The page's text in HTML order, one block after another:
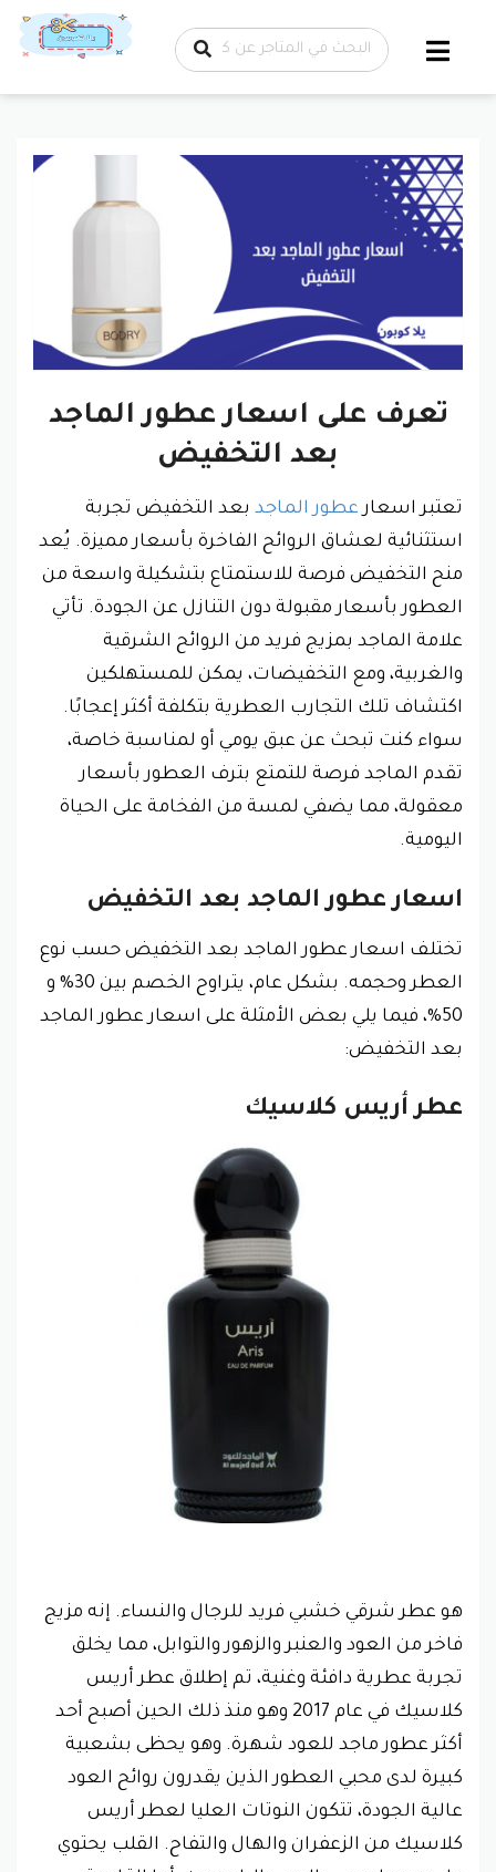
تخطي إلى
المحتوى
تعرف على اسعار عطور الماجد
بعد التخفيض
تعتبر اسعارعطور الماجد بعد التخفيض تجربة
استثنائية لعشاق الروائح الفاخرة بأسعار مميزة. يُعد
منح التخفيض فرصة للاستمتاع بتشكيلة واسعة من
العطور بأسعار مقبولة دون التنازل عن الجودة. تأتي
علامة الماجد بمزيج فريد من الروائح الشرقية
والغربية، ومع التخفيضات، يمكن للمستهلكين
اكتشاف تلك التجارب العطرية بتكلفة أكثر إعجابًا.
سواء كنت تبحث عن عبق يومي أو لمناسبة خاصة،
تقدم الماجد فرصة للتمتع بترف العطور بأسعار
معقولة، مما يضفي لمسة من الفخامة على الحياة
اليومية.
اسعار عطور الماجد بعد التخفيض
تختلف اسعار عطور الماجد بعد التخفيض حسب نوع
العطر وحجمه. بشكل عام، يتراوح الخصم بين 30% و
50%، فيما يلي بعض الأمثلة على اسعار عطور الماجد
بعد التخفيض:
عطر أريس كلاسيك
هو عطر شرقي خشبي فريد للرجال والنساء. إنه مزيج
فاخر من العود والعنبر والزهور والتوابل، مما يخلق
تجربة عطرية دافئة وغنية، تم إطلاق عطر أريس
كلاسيك في عام 2017 وهو منذ ذلك الحين أصبح أحد
أكثر عطور ماجد للعود شهرة. وهو يحظى بشعبية
كبيرة لدى محبي العطور الذين يقدرون روائح العود
عالية الجودة، تتكون النوتات العليا لعطر أريس
كلاسيك من الزعفران والهال والتفاح. القلب يحتوي